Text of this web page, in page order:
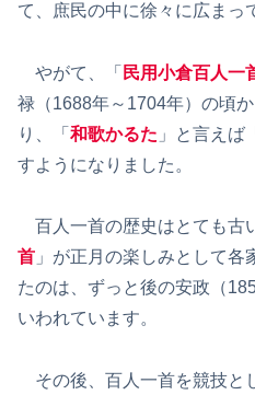
て、庶民の中に徐々に広まっ
やがて、「 民用小倉百人一
禄（1688年～1704年）の頃
り、「 和歌かるた 」と言えば「
すようになりました。
百人一首の歴史はとても古
首 」が正月の楽しみとして
たのは、ずっと後の安政（
いわれています。
その後、百人一首を競技と